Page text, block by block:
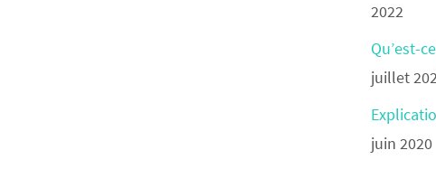
2022
Qu’est-
juillet
juin 2020